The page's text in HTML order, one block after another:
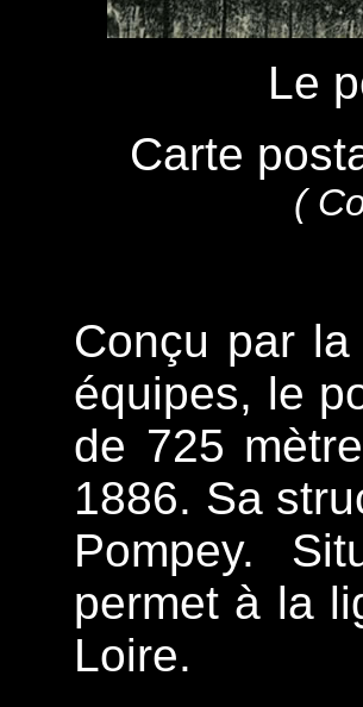
Le
Carte
(
Conçu par
équipes, le
de 725
1886. Sa
Pompey.
permet à la
Loire.